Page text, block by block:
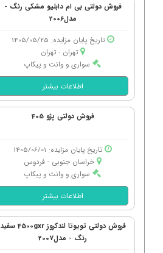
فروش دولتی بی ام دابلیو مشکی رنگ -
مدل2006
تاریخ پایان مزایده: 1405/05/25
تهران - تهران
سواری و وانت و پیکاپ
اطلاعات بیشتر
فروش دولتی پژو 405
تاریخ پایان مزایده: 1405/06/01
خراسان جنوبی - فردوس
سواری و وانت و پیکاپ
اطلاعات بیشتر
فروش دولتی تویوتا لندکروز 4500gxr سفید
رنگ - مدل2007